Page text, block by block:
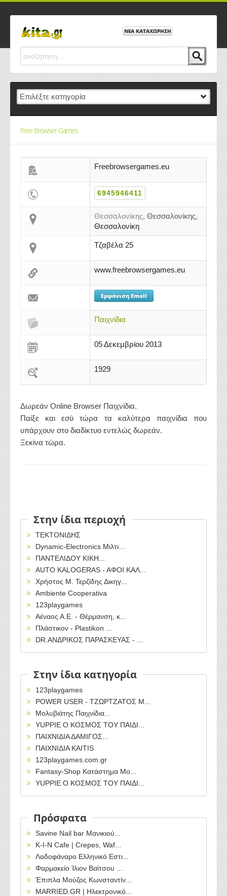
ΝΕΑ ΚΑΤΑΧΩΡΗΣΗ
Free Browser Games
Freebrowsergames.eu
6945946411
Θεσσαλονίκης, Θεσσαλονίκης,
Θεσσαλονίκη
Τζαβέλα 25
www.freebrowsergames.eu
Εμφάνιση Email
Παιχνίδια
05 Δεκεμβρίου 2013
1929
Δωρεάν Online Browser Παιχνίδια.
Παίξε και εσύ τώρα τα καλύτερα παιχνίδια που
υπάρχουν στο διαδίκτυο εντελώς δωρεάν.
Ξεκίνα τώρα.
Στην ίδια περιοχή
ΤΕΚΤΟΝΙΔΗΣ
Dynamic-Electronics Μιλτι...
ΠΑΝΤΕΛΙΔΟΥ ΚΙΚΗ...
AUTO KALOGERAS - AΦΟΙ ΚΑΛ...
Χρήστος Μ. Τερζίδης Δικηγ...
Ambiente Cooperativa
123playgames
Αέναος Α.Ε. - Θέρμανση, κ...
Πλάστικον - Plastikon ...
DR.ΑΝΔΡΙΚΟΣ ΠΑΡΑΣΚΕΥΑΣ - ...
Στην ίδια κατηγορία
123playgames
POWER USER - ΤΖΩΡΤΖΑΤΟΣ Μ...
Μολυβιάτης Παιχνίδια...
YUPPIE O KOΣΜΟΣ ΤΟΥ ΠΑΙΔΙ...
ΠΑΙΧΝΙΔΙΑ ΔΑΜΙΓΟΣ...
ΠΑΙΧΝΙΔΙΑ KAITIS
123playgames.com.gr
Fantasy-Shop Κατάστημα Μο...
YUPPIE O KOΣΜΟΣ ΤΟΥ ΠΑΙΔΙ...
Πρόσφατα
Savine Nail bar Μανικιού...
Κ-Ι-Ν Cafe | Crepes, Waf...
Λαδοφάναρο Ελληνικό Εστι...
Φαρμακείο Ίλιον Βαϊτσου ...
Έπιπλα Μούζος Κωνσταντίν...
MARRIED.GR | Ηλεκτρονικό...